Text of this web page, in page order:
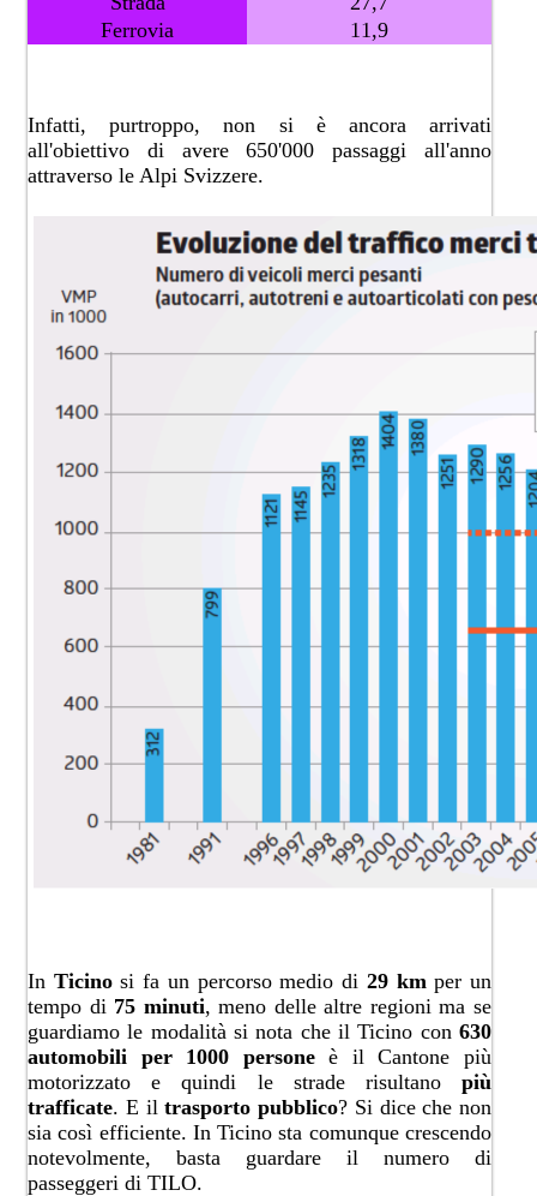
​Ferrovia
​11,9
Infatti, purtroppo, non si è ancora arrivati
all'obiettivo di avere 650'000 passaggi all'anno
attraverso le Alpi Svizzere.​
In Ticinosi fa un percorso medio di 29 km per un
tempo di 75 minuti, meno delle altre regioni ma se
guardiamo le modalità si nota che il Ticino con 630
automobili per 1000 personeè il Cantone più
motorizzato e quindi le strade risultano più
trafficate. E iltrasporto pubblico? Si dice che non
sia così efficiente. In Ticino sta comunque crescendo
notevolmente, basta guardare il numero di
passeggeri di TILO.